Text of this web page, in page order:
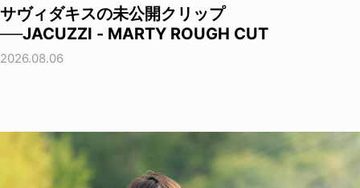
サヴィダキスの未公開クリップ
──JACUZZI - MARTY ROUGH CUT
2026.08.06